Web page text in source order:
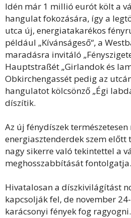
Idén már 1 millió eurót költ a
hangulat fokozására, így a
utca új, energiatakarékos
például „Kívánságeső“, a
maradásra invitáló
Hauptstraßét „Girlandok és
Obkirchengassét pedig az
hangulatot kölcsönző „Égi
díszítik.
Az új fénydíszek
energiasztenderdek szem előtt
nagy sikerre való tekintettel a
meghosszabbítását fontolgatja.
Hivatalosan a díszkivilágítást
kapcsolják fel, de november
karácsonyi fények fog ragyogni.